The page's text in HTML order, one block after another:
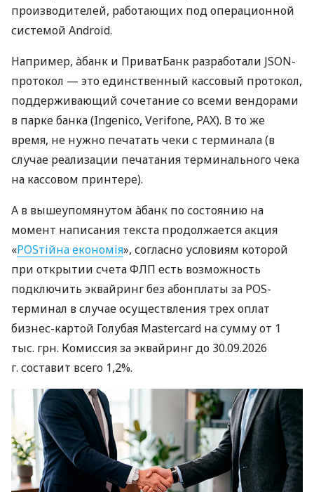
производителей, работающих под операционной
системой Android.
Например, àбанк и ПриватБанк разработали JSON-
протокол — это единственный кассовый протокол,
поддерживающий сочетание со всеми вендорами
в парке банка (Ingenico, Verifone, PAX). В то же
время, не нужно печатать чеки с терминала (в
случае реализации печатания терминального чека
на кассовом принтере).
А в вышеупомянутом àбанк по состоянию на
момент написания текста продолжается акция
«POSтійна економія», согласно условиям которой
при открытии счета ФЛП есть возможность
подключить эквайринг без абонплаты за POS-
терминал в случае осуществления трех оплат
бизнес-картой Голубая Mastercard на сумму от 1
тыс. грн. Комиссия за эквайринг до 30.09.2026
г. составит всего 1,2%.